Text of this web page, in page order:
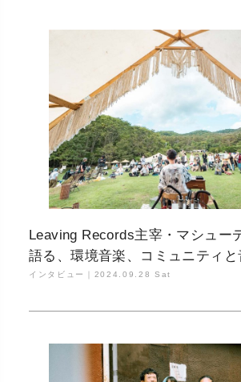
Leaving Records主宰・マシュー
語る、環境音楽、コミュニティ
インタビュー｜ 2024.09.28 Sat